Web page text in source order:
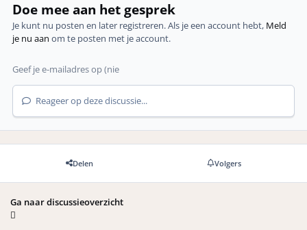
Doe mee aan het gesprek
Je kunt nu posten en later registreren. Als je een account hebt, Meld
je nu aan om te posten met je account.
Reageer op deze discussie...
Delen Volgers
Ga naar discussieoverzicht